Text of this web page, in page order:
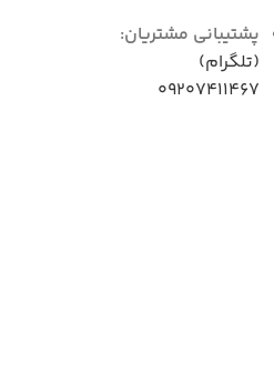
پشتیبانی مشتریان:
(تلگرام)
09207411467